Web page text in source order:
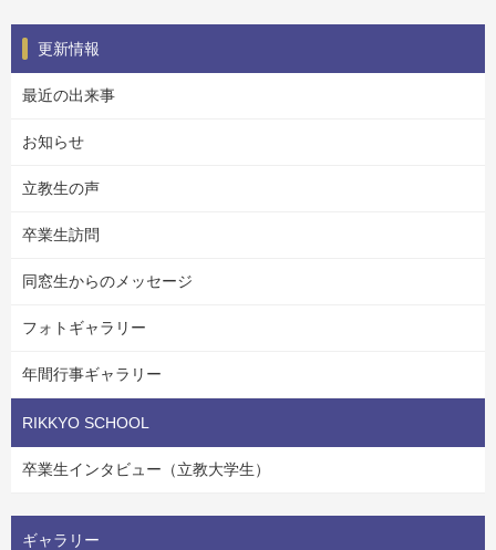
更新情報
最近の出来事
お知らせ
立教生の声
卒業生訪問
同窓生からのメッセージ
フォトギャラリー
年間行事ギャラリー
RIKKYO SCHOOL
卒業生インタビュー（立教大学生）
ギャラリー